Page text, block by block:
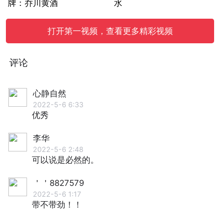
牌：乔川黄酒
水
打开第一视频，查看更多精彩视频
评论
心静自然
2022-5-6 6:33
优秀
李华
2022-5-6 2:48
可以说是必然的。
＇＇8827579
2022-5-6 1:17
带不带劲！！